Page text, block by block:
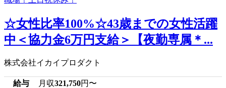
☆女性比率100%☆43歳までの女性活躍
中＜協力金6万円支給＞【夜勤専属＊...
株式会社イカイプロダクト
給与 月収321,750円〜